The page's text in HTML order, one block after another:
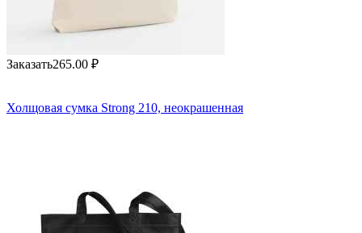
Заказать265.00 ₽
Холщовая сумка Strong 210, неокрашенная